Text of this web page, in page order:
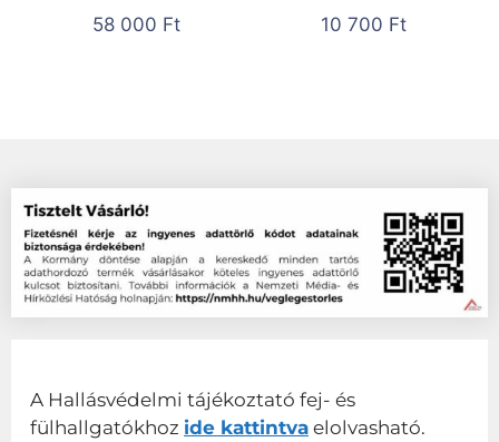
58 000 Ft 10 700 Ft
A Hallásvédelmi tájékoztató fej- és
fülhallgatókhoz ide kattintva elolvasható.